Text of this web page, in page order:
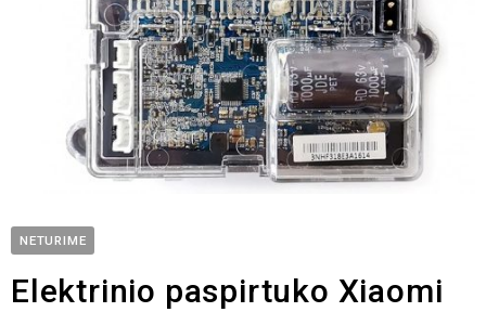
NETURIME
Elektrinio paspirtuko Xiaomi